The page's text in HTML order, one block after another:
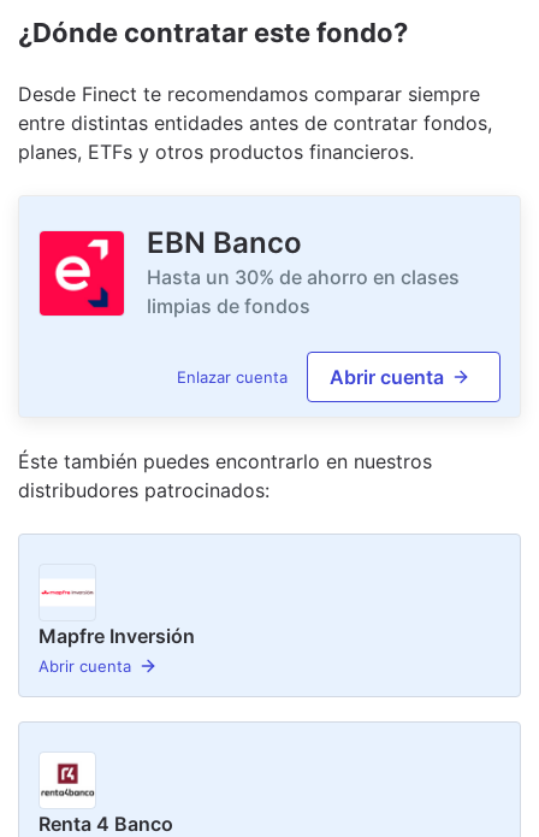
¿Dónde contratar este fondo?
Desde Finect te recomendamos comparar siempre
entre distintas entidades antes de contratar fondos,
planes, ETFs y otros productos financieros.
EBN Banco
Hasta un 30% de ahorro en clases
limpias de fondos
Enlazar cuenta Abrir cuenta
Éste también puedes encontrarlo en nuestros
distribudores patrocinados:
Mapfre Inversión
Abrir cuenta
Renta 4 Banco